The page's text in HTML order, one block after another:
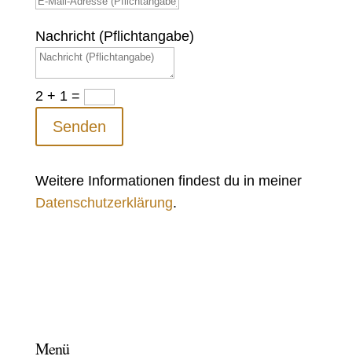
Nachricht (Pflichtangabe)
2 + 1 =
Senden
Weitere Informationen findest du in meiner
Datenschutzerklärung.
Menü